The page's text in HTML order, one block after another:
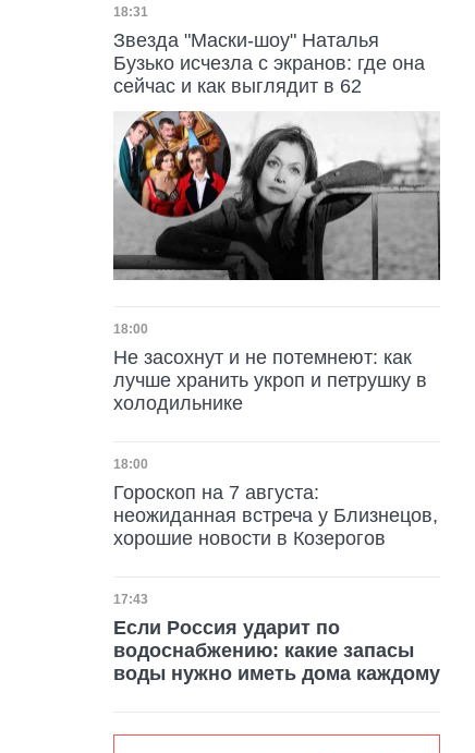
Дата публикации
18:31
Звезда "Маски-шоу" Наталья
Бузько исчезла с экранов: где она
сейчас и как выглядит в 62
Дата публикации
18:00
Не засохнут и не потемнеют: как
лучше хранить укроп и петрушку в
холодильнике
Дата публикации
18:00
Гороскоп на 7 августа:
неожиданная встреча у Близнецов,
хорошие новости в Козерогов
Дата публикации
17:43
Если Россия ударит по
водоснабжению: какие запасы
воды нужно иметь дома каждому